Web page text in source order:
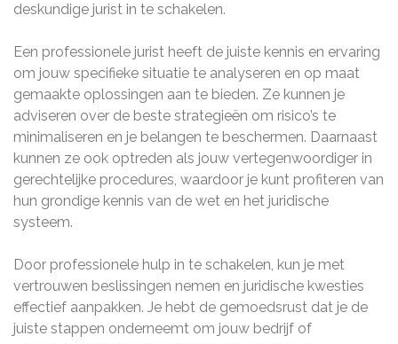
deskundige jurist in te schakelen.
Een professionele jurist heeft de juiste kennis en ervaring
om jouw specifieke situatie te analyseren en op maat
gemaakte oplossingen aan te bieden. Ze kunnen je
adviseren over de beste strategieën om risico’s te
minimaliseren en je belangen te beschermen. Daarnaast
kunnen ze ook optreden als jouw vertegenwoordiger in
gerechtelijke procedures, waardoor je kunt profiteren van
hun grondige kennis van de wet en het juridische
systeem.
Door professionele hulp in te schakelen, kun je met
vertrouwen beslissingen nemen en juridische kwesties
effectief aanpakken. Je hebt de gemoedsrust dat je de
juiste stappen onderneemt om jouw bedrijf of